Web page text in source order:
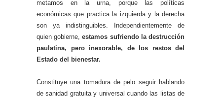
metamos en la urna, porque las políticas
económicas que practica la izquierda y la derecha
son ya indistinguibles. Independientemente de
quien gobierne,estamos sufriendo la destrucción
paulatina, pero inexorable, de los restos del
Estado del bienestar.
Constituye una tomadura de pelo seguir hablando
de sanidad gratuita y universal cuando las listas de